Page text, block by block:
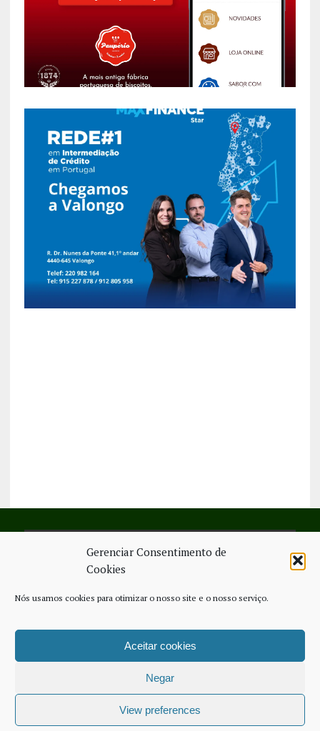
Gerenciar Consentimento de
Cookies
Nós usamos cookies para otimizar o nosso site e o nosso serviço.
Aceitar cookies
Negar
View preferences
SIGA-NOS NO FACEBOOK
ESTATUTO EDITORIAL
CONTACTE-NOS
COPYRIGHT © 2026 - JORNAL NOVO REGIONAL | POWERED BY